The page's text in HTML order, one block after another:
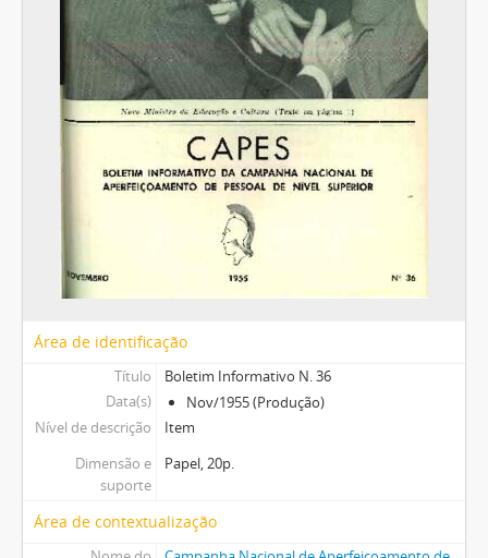
Área de identificação
Título
Boletim Informativo N. 36
Data(s)
Nov/1955 (Produção)
Nível de descrição
Item
Dimensão e
suporte
Papel, 20p.
Área de contextualização